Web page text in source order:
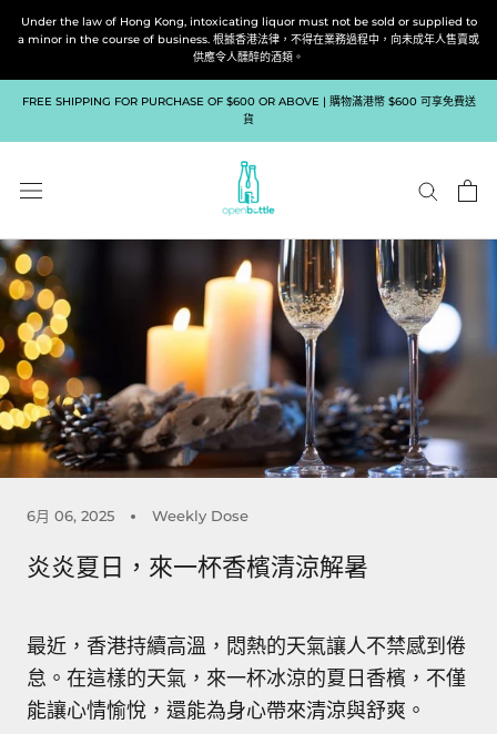
Under the law of Hong Kong, intoxicating liquor must not be sold or supplied to
a minor in the course of business. 根據香港法律，不得在業務過程中，向未成年人售賣或
供應令人醺醉的酒類。
FREE SHIPPING FOR PURCHASE OF $600 OR ABOVE | 購物滿港幣 $600 可享免費送
貨
6月 06, 2025 Weekly Dose
炎炎夏日，來一杯香檳清涼解暑
最近，香港持續高溫，悶熱的天氣讓人不禁感到倦
怠。在這樣的天氣，來一杯冰涼的夏日香檳，不僅
能讓心情愉悅，還能為身心帶來清涼與舒爽。